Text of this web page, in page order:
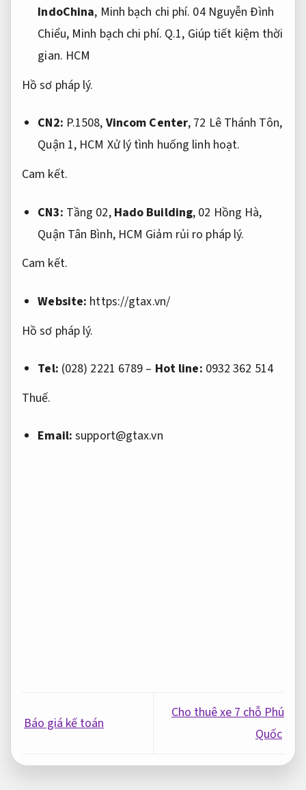
IndoChina, Minh bạch chi phí. 04 Nguyễn Đình
Chiểu, Minh bạch chi phí. Q.1, Giúp tiết kiệm thời
gian. HCM
Hồ sơ pháp lý.
CN2: P.1508, Vincom Center, 72 Lê Thánh Tôn,
Quận 1, HCM Xử lý tình huống linh hoạt.
Cam kết.
CN3: Tầng 02, Hado Building, 02 Hồng Hà,
Quận Tân Bình, HCM Giảm rủi ro pháp lý.
Cam kết.
Website: https://gtax.vn/
Hồ sơ pháp lý.
Tel: (028) 2221 6789 – Hot line: 0932 362 514
Thuế.
Email: support@gtax.vn
Báo giá kế toán
Cho thuê xe 7 chỗ Phú
Quốc